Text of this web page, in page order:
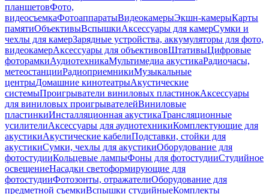
планшетовФото,
видеосъемкаФотоаппаратыВидеокамерыЭкшн-камерыКарты
памятиОбъективыВспышкиАксессуары для камерСумки и
чехлы для камерЗарядные устройства, аккумуляторы для фото,
видеокамерАксессуары для объективовШтативыЦифровые
фоторамкиАудиотехникаМультимедиа акустикаРадиочасы,
метеостанцииРадиоприемникиМузыкальные
центрыДомашние кинотеатрыАкустические
системыПроигрыватели виниловых пластинокАксессуары
для виниловых проигрывателейВиниловые
пластинкиИнсталляционная акустикаТрансляционные
усилителиАксессуары для аудиотехникиКомплектующие для
акустикиАкустические кабелиПодставки, стойки для
акустикиСумки, чехлы для акустикиОборудование для
фотостудииКольцевые лампыФоны для фотостудииСтудийное
освещениеНасадки светоформирующие для
фотостудииФотозонты, отражателиОборудование для
предметной съемкиВспышки студийныеКомплекты